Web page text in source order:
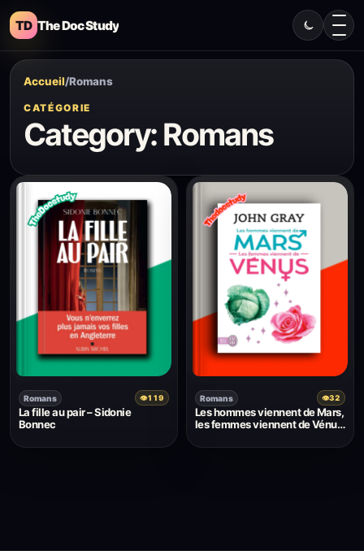
TD The Doc Study
Accueil/Romans
CATÉGORIE
Category: Romans
Romans 👁119
La fille au pair – Sidonie
Bonnec
Romans 👁32
Les hommes viennent de Mars,
les femmes viennent de Vénus